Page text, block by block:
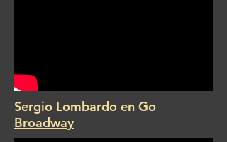
Sergio Lombardo en Go
Broadway